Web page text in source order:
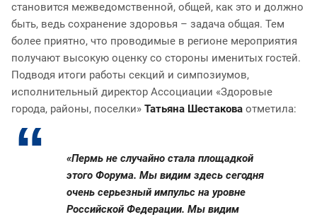
становится межведомственной, общей, как это и должно
быть, ведь сохранение здоровья – задача общая. Тем
более приятно, что проводимые в регионе мероприятия
получают высокую оценку со стороны именитых гостей.
Подводя итоги работы секций и симпозиумов,
исполнительный директор Ассоциации «Здоровые
города, районы, поселки» Татьяна Шестакова отметила:
«Пермь не случайно стала площадкой
этого Форума. Мы видим здесь сегодня
очень серьезный импульс на уровне
Российской Федерации. Мы видим